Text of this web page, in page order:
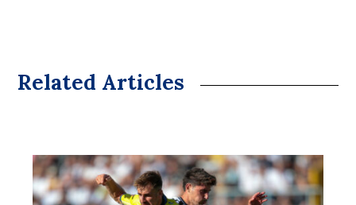
Related Articles